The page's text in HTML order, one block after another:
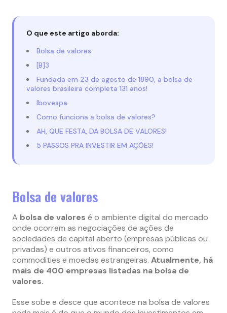
O que este artigo aborda:
Bolsa de valores
[B]3
Fundada em 23 de agosto de 1890, a bolsa de
valores brasileira completa 131 anos!
Ibovespa
Como funciona a bolsa de valores?
AH, QUE FESTA, DA BOLSA DE VALORES!
5 PASSOS PRA INVESTIR EM AÇÕES!
Bolsa de valores
A bolsa de valores é o ambiente digital do mercado
onde ocorrem as negociações de ações de
sociedades de capital aberto (empresas públicas ou
privadas) e outros ativos financeiros, como
commodities e moedas estrangeiras. Atualmente, há
mais de 400 empresas listadas na bolsa de
valores.
Esse sobe e desce que acontece na bolsa de valores